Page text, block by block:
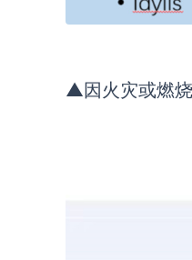
▲因火灾或燃